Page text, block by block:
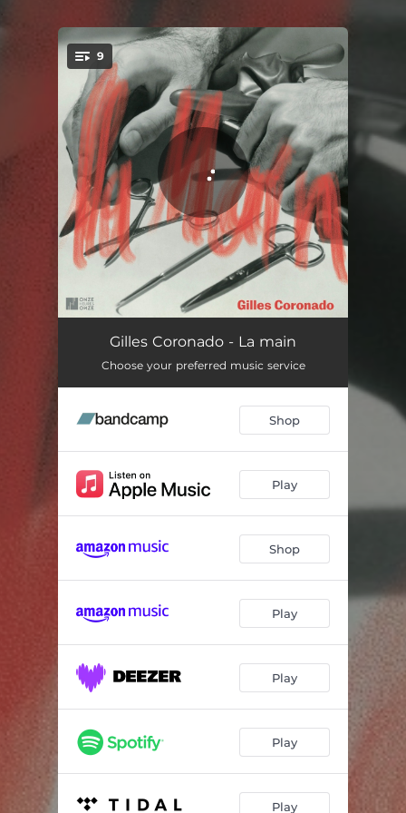
You're all set!
9
Tous des animaux 06:20
04:33
114
Pas de hâte 05:17
Fards 04:33
90 alternate 03:04
Gilles Coronado - La main
Choose your preferred music service
Shop
Play
Shop
Play
Play
Play
Play